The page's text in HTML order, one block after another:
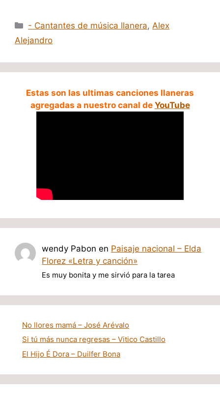
Categorías
- Cantantes de música llanera, Alex
Alejandro
Estas son las ultimas canciones llaneras
agregadas a nuestro canal de YouTube
wendy Pabon en Paisaje nacional – Elda
Florez «Letra y canción»
Es muy bonita y me sirvió para la tarea
No llores mamá – José Arévalo
Si tú más nunca regresas – Vitico Castillo
El Hijo É Dora – Duilfer Bona